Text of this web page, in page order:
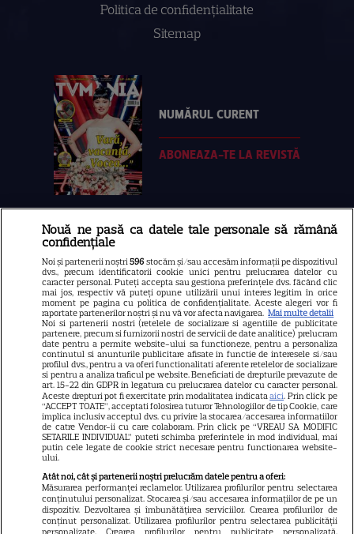
Politica de confidenţialitate
Sitemap
NUMĂRUL CURENT
ABONEAZA-TE LA REVISTĂ
Libertatea
Libertatea pentru femei
GSP
Știri mondene
Avantaje
Elle
Unica
Retete practice
URMĂREȘTE-NE PE
Copyright2026 Ringier Romania – Toate Drepturile rezervate
Nouă ne pasă ca datele tale personale să rămână
confidențiale
Noi și partenerii noștri596 stocăm și/sau accesăm informații pe dispozitivul
dvs., precum identificatorii cookie unici pentru prelucrarea datelor cu
caracter personal. Puteți accepta sau gestiona preferințele dvs. făcând clic
mai jos, respectiv vă puteți opune utilizării unui interes legitim în orice
moment pe pagina cu politica de confidențialitate. Aceste alegeri vor fi
raportate partenerilor noștri și nu vă vor afecta navigarea. Mai multe detalii
Noi si partenerii nostri (retelele de socializare si agentiile de publicitate
partenere, precum si furnizorii nostri de servicii de date analitice) prelucram
date pentru a permite website-ului sa functioneze, pentru a personaliza
continutul si anunturile publicitare afisate in functie de interesele si/sau
profilul dvs., pentru a va oferi functionalitati aferente retelelor de socializare
si pentru a analiza traficul pe website. Beneficiati de drepturile prevazute de
art. 15-22 din GDPR in legatura cu prelucrarea datelor cu caracter personal.
Aceste drepturi pot fi exercitate prin modalitatea indicataaici. Prin click pe
“ACCEPT TOATE”, acceptati folosirea tuturor Tehnologiilor de tip Cookie, care
implica inclusiv acceptul dvs. cu privire la stocarea/accesarea informatiilor
de catre Vendor-ii cu care colaboram. Prin click pe “VREAU SA MODIFIC
SETARILE INDIVIDUAL” puteti schimba preferintele in mod individual, mai
putin cele legate de cookie strict necesare pentru functionarea website-
ului.
Atât noi, cât și partenerii noștri prelucrăm datele pentru a oferi:
Măsurarea performanței reclamelor. Utilizarea profilurilor pentru selectarea
conținutului personalizat. Stocarea și/sau accesarea informațiilor de pe un
dispozitiv. Dezvoltarea și îmbunătățirea serviciilor. Crearea profilurilor de
conținut personalizat. Utilizarea profilurilor pentru selectarea publicității
personalizate. Crearea profilurilor pentru publicitate personalizată.